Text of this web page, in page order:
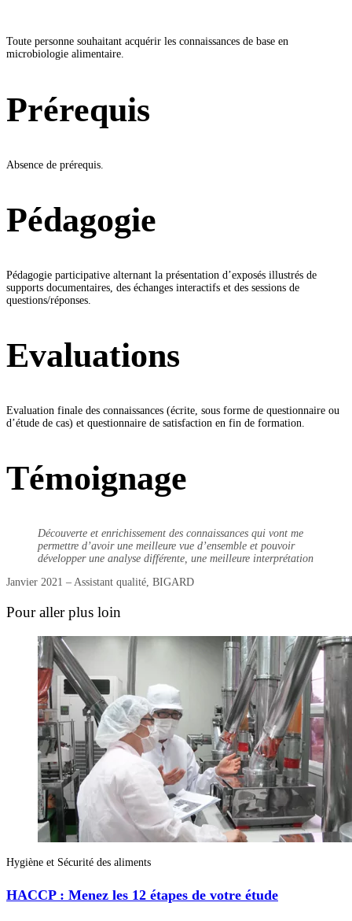
Toute personne souhaitant acquérir les connaissances de base en
microbiologie alimentaire.
Prérequis
Absence de prérequis.
Pédagogie
Pédagogie participative alternant la présentation d’exposés illustrés de
supports documentaires, des échanges interactifs et des sessions de
questions/réponses.
Evaluations
Evaluation finale des connaissances (écrite, sous forme de questionnaire ou
d’étude de cas) et questionnaire de satisfaction en fin de formation.
Témoignage
Découverte et enrichissement des connaissances qui vont me
permettre d’avoir une meilleure vue d’ensemble et pouvoir
développer une analyse différente, une meilleure interprétation
Janvier 2021 – Assistant qualité, BIGARD
Pour aller plus loin
Hygiène et Sécurité des aliments
HACCP : Menez les 12 étapes de votre étude